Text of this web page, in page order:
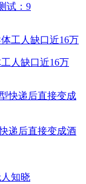
试：9
人缺口近16万
递后直接变成酒